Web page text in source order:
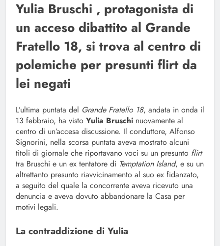
Yulia Bruschi , protagonista di
un acceso dibattito al Grande
Fratello 18, si trova al centro di
polemiche per presunti flirt da
lei negati
L’ultima puntata del Grande Fratello 18, andata in onda il
13 febbraio, ha visto Yulia Bruschi nuovamente al
centro di un’accesa discussione. Il conduttore, Alfonso
Signorini, nella scorsa puntata aveva mostrato alcuni
titoli di giornale che riportavano voci su un presunto flirt
tra Bruschi e un ex tentatore di Temptation Island, e su un
altrettanto presunto riavvicinamento al suo ex fidanzato,
a seguito del quale la concorrente aveva ricevuto una
denuncia e aveva dovuto abbandonare la Casa per
motivi legali.
La contraddizione di Yulia